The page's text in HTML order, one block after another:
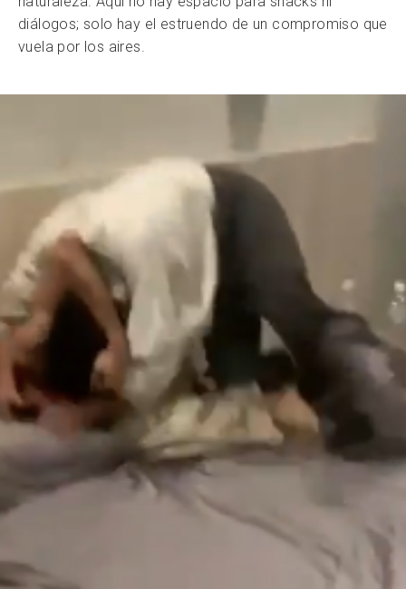
diálogos; solo hay el estruendo de un compromiso que
vuela por los aires.